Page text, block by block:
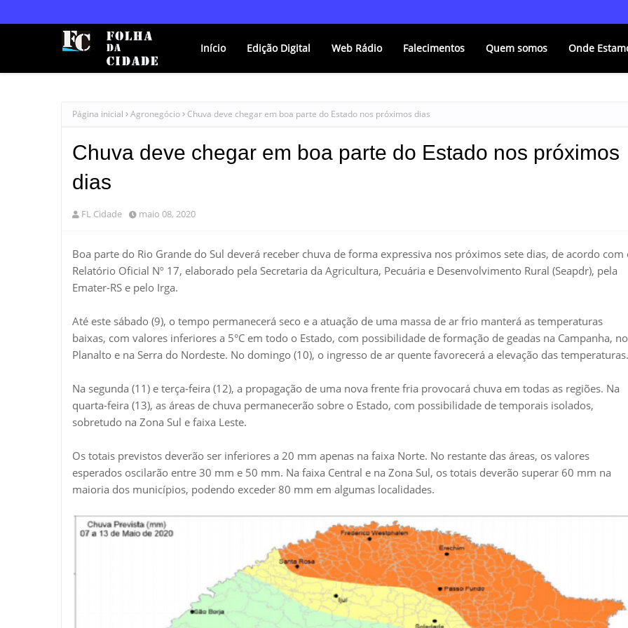
Início Edição Digital Web Rádio Falecimentos Quem somos Onde
Página inicial Agronegócio Chuva deve chegar em boa parte do Estado nos próximos dias
Chuva deve chegar em boa parte do Estado nos próximos
dias
FL Cidade maio 08, 2020
Boa parte do Rio Grande do Sul deverá receber chuva de forma expressiva nos próximos sete dias, de acordo com
Relatório Oficial Nº 17, elaborado pela Secretaria da Agricultura, Pecuária e Desenvolvimento Rural (Seapdr), pela
Emater-RS e pelo Irga.
Até este sábado (9), o tempo permanecerá seco e a atuação de uma massa de ar frio manterá as temperaturas
baixas, com valores inferiores a 5°C em todo o Estado, com possibilidade de formação de geadas na Campanha, no
Planalto e na Serra do Nordeste. No domingo (10), o ingresso de ar quente favorecerá a elevação das temperaturas.
Na segunda (11) e terça-feira (12), a propagação de uma nova frente fria provocará chuva em todas as regiões. Na
quarta-feira (13), as áreas de chuva permanecerão sobre o Estado, com possibilidade de temporais isolados,
sobretudo na Zona Sul e faixa Leste.
Os totais previstos deverão ser inferiores a 20 mm apenas na faixa Norte. No restante das áreas, os valores
esperados oscilarão entre 30 mm e 50 mm. Na faixa Central e na Zona Sul, os totais deverão superar 60 mm na
maioria dos municípios, podendo exceder 80 mm em algumas localidades.